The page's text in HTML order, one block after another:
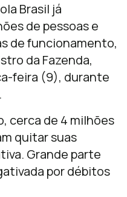
Brasil já
de pessoas e
de funcionamento,
da Fazenda,
feira (9), durante
cerca de 4 milhões
quitar suas
Grande parte
por débitos